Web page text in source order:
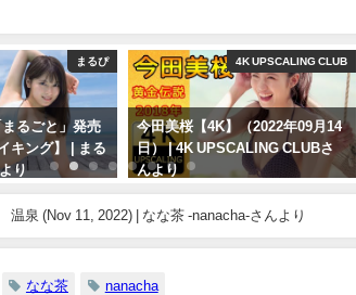
まるぴ
まるごと」発売
キング】 | まる
り
4K UPSCALING CLUB
今田美桜【4K】（2022年09月14
日） | 4K UPSCALING CLUBさ
んより
温泉 (Nov 11, 2022) | なな茶 -nanacha-さんより
なな茶 nanacha